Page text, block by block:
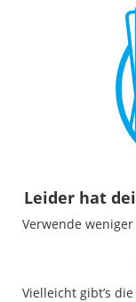
Leider hat
Verwende
Vielleicht gibt’s